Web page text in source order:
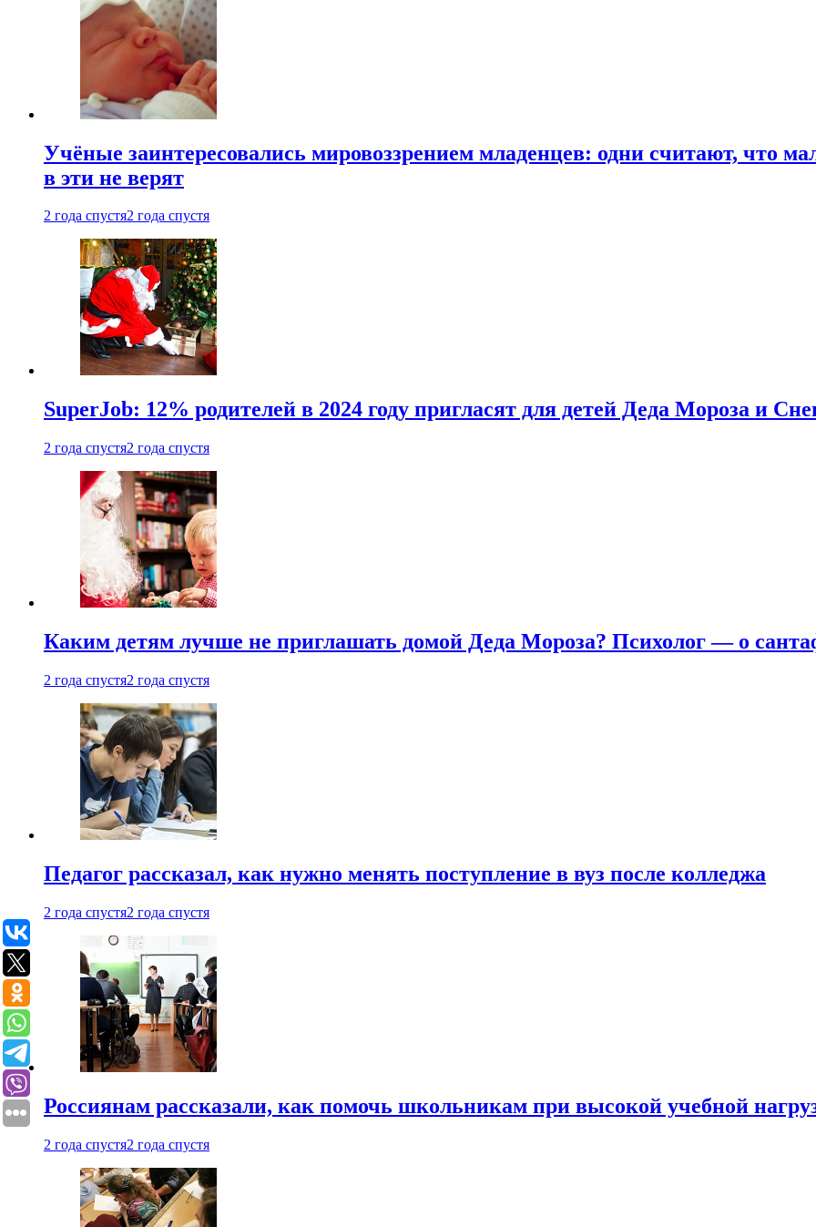
Учёные заинтересовались мировоззрением младенцев: одни считают, что
в эти не верят
2 года спустя2 года спустя
SuperJob: 12% родителей в 2024 году пригласят для детей Деда Мороза и
2 года спустя2 года спустя
Каким детям лучше не приглашать домой Деда Мороза? Психолог — о
2 года спустя2 года спустя
Педагог рассказал, как нужно менять поступление в вуз после колледжа
2 года спустя2 года спустя
Россиянам рассказали, как помочь школьникам при высокой учебной
2 года спустя2 года спустя